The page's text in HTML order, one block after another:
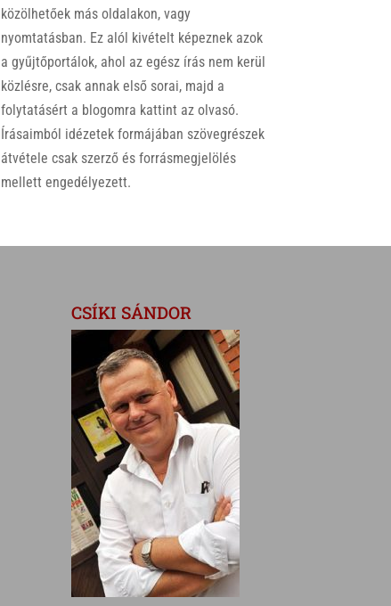
közölhetőek más oldalakon, vagy
nyomtatásban. Ez alól kivételt képeznek azok
a gyűjtőportálok, ahol az egész írás nem kerül
közlésre, csak annak első sorai, majd a
folytatásért a blogomra kattint az olvasó.
Írásaimból idézetek formájában szövegrészek
átvétele csak szerző és forrásmegjelölés
mellett engedélyezett.
CSÍKI SÁNDOR